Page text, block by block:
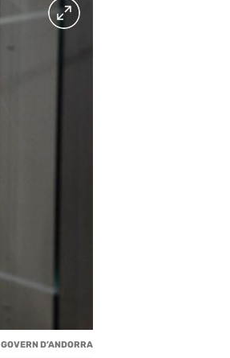
GOVERN D’ANDORRA